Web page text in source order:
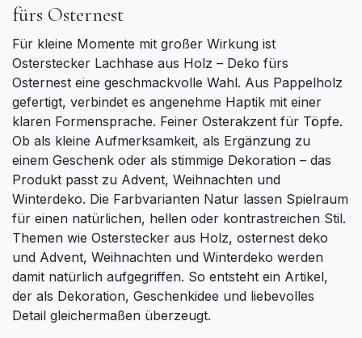
fürs Osternest
Für kleine Momente mit großer Wirkung ist
Osterstecker Lachhase aus Holz – Deko fürs
Osternest eine geschmackvolle Wahl. Aus Pappelholz
gefertigt, verbindet es angenehme Haptik mit einer
klaren Formensprache. Feiner Osterakzent für Töpfe.
Ob als kleine Aufmerksamkeit, als Ergänzung zu
einem Geschenk oder als stimmige Dekoration – das
Produkt passt zu Advent, Weihnachten und
Winterdeko. Die Farbvarianten Natur lassen Spielraum
für einen natürlichen, hellen oder kontrastreichen Stil.
Themen wie Osterstecker aus Holz, osternest deko
und Advent, Weihnachten und Winterdeko werden
damit natürlich aufgegriffen. So entsteht ein Artikel,
der als Dekoration, Geschenkidee und liebevolles
Detail gleichermaßen überzeugt.